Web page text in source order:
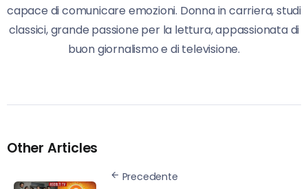
capace di comunicare emozioni. Donna in carriera, studi
classici, grande passione per la lettura, appassionata di
buon giornalismo e di televisione.
Other Articles
Precedente